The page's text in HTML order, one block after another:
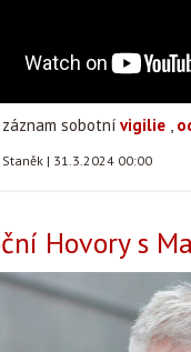
sobotní vigilie ,
| 31.3.2024 00:00
Hovory s